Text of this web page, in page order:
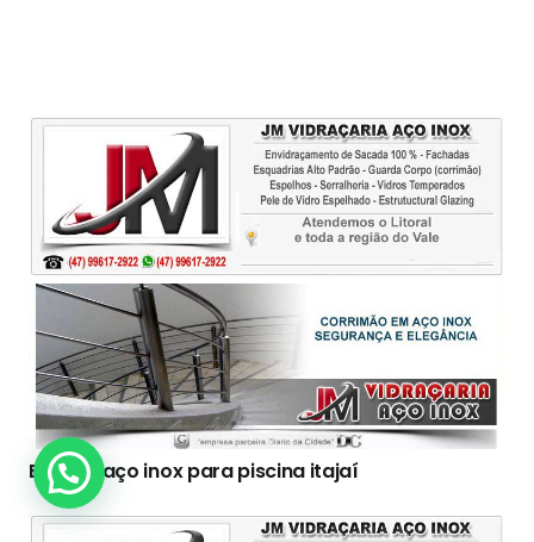
Escada aço inox para piscina itajaí
Clique Aqui!